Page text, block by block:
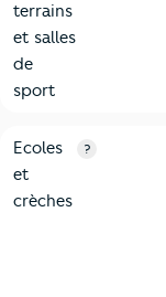
terrains
et salles
de
sport
4-Critères
Ecoles
et
crèches
?